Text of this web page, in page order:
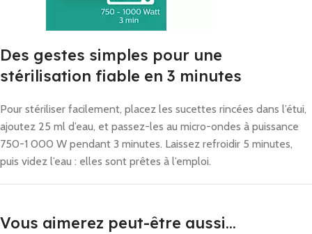
Des gestes simples pour une
stérilisation fiable en 3 minutes
Pour stériliser facilement, placez les sucettes rincées dans l’étui,
ajoutez 25 ml d’eau, et passez-les au micro-ondes à puissance
750-1 000 W pendant 3 minutes. Laissez refroidir 5 minutes,
puis videz l’eau : elles sont prêtes à l’emploi.
Vous aimerez peut-être aussi…